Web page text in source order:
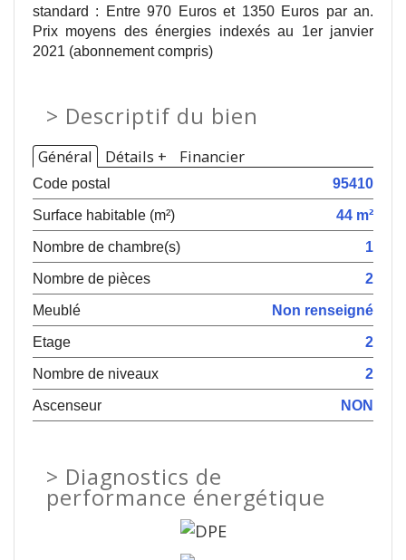
standard : Entre 970 Euros et 1350 Euros par an.
Prix moyens des énergies indexés au 1er janvier
2021 (abonnement compris)
> Descriptif du bien
Général Détails + Financier
Code postal
95410
Surface habitable (m²)
44 m²
Nombre de chambre(s)
1
Nombre de pièces
2
Meublé
Non renseigné
Etage
2
Nombre de niveaux
2
Ascenseur
NON
> Diagnostics de
performance énergétique